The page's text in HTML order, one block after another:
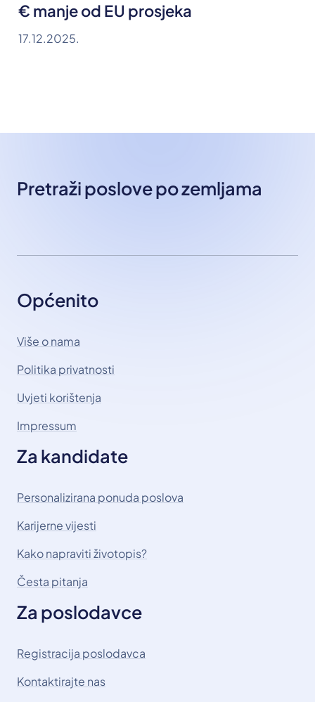
€ manje od EU prosjeka
17.12.2025.
Pretraži poslove po zemljama
Općenito
Više o nama
Politika privatnosti
Uvjeti korištenja
Impressum
Za kandidate
Personalizirana ponuda poslova
Karijerne vijesti
Kako napraviti životopis?
Česta pitanja
Za poslodavce
Registracija poslodavca
Kontaktirajte nas